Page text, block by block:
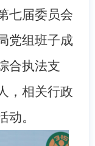
七届委员会
党组班子成
合执法支
，相关行政
。